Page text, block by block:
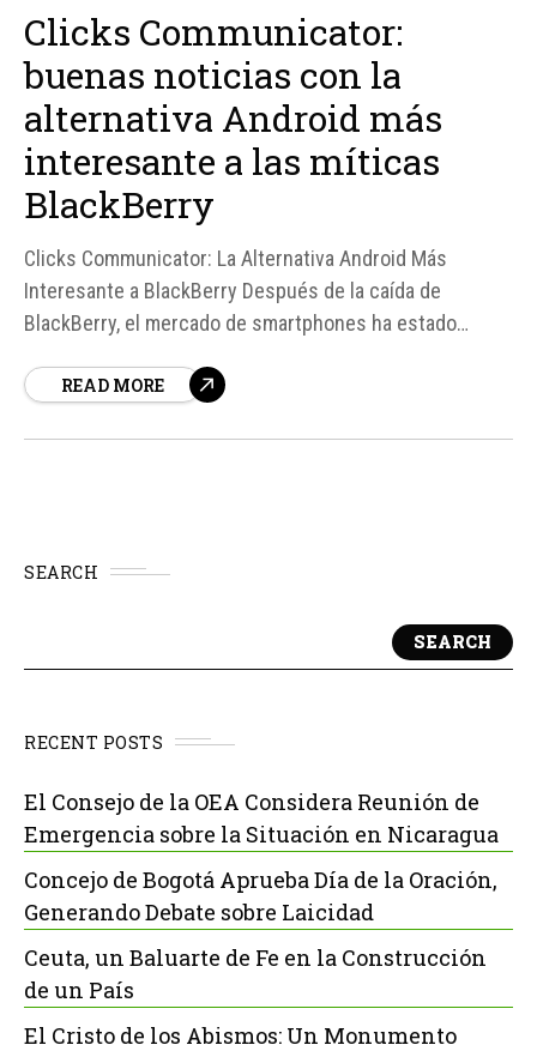
Clicks Communicator:
buenas noticias con la
alternativa Android más
interesante a las míticas
BlackBerry
Clicks Communicator: La Alternativa Android Más
Interesante a BlackBerry Después de la caída de
BlackBerry, el mercado de smartphones ha estado
teclado físico QWERTY en un teléfono móvil inteligente.
READ MORE
SEARCH
SEARCH
RECENT POSTS
El Consejo de la OEA Considera Reunión de
Emergencia sobre la Situación en Nicaragua
Concejo de Bogotá Aprueba Día de la Oración,
Generando Debate sobre Laicidad
Ceuta, un Baluarte de Fe en la Construcción
de un País
El Cristo de los Abismos: Un Monumento